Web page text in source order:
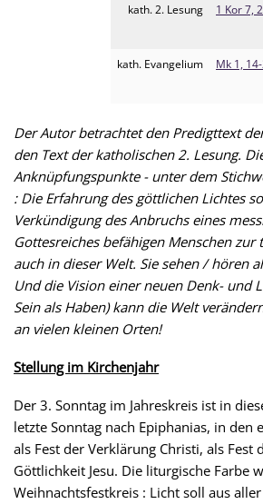
kath. 2. Lesung
kath. Evangelium
1 Kor 7,
Mk 1,
Der Autor betrachtet den Predigttext
den Text der katholischen 2. Lesung.
Anknüpfungspunkte - unter dem
: Die Erfahrung des göttlichen Lichtes
Verkündigung des Anbruchs eines
Gottesreiches befähigen Menschen zur
auch in dieser Welt. Sie sehen / hören
Und die Vision einer neuen Denk- und
Sein als Haben) kann die Welt
an vielen kleinen Orten!
Stellung im Kirchenjahr
Der 3. Sonntag im Jahreskreis ist in
letzte Sonntag nach Epiphanias, in den
als Fest der Verklärung Christi, als Fest
Göttlichkeit Jesu. Die liturgische Farbe
Weihnachtsfestkreis : Licht soll aus